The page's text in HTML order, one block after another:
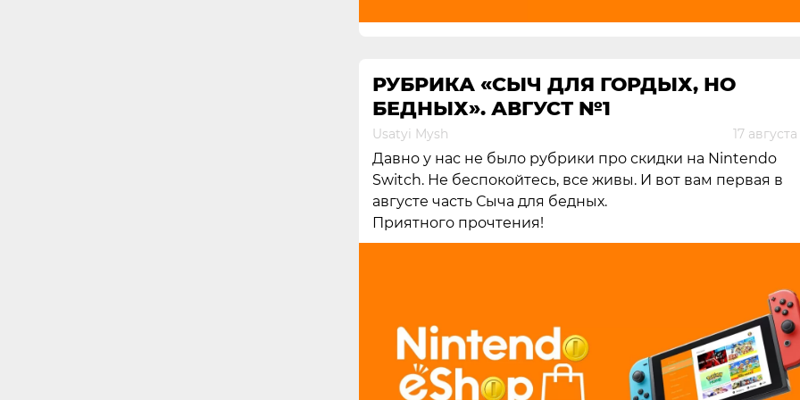
РУБРИКА «СЫЧ ДЛЯ ГОРДЫХ, НО
БЕДНЫХ». АВГУСТ №1
Usatyi Mysh 17
Давно у нас не было рубрики про скидки на Nintendo
Switch. Не беспокойтесь, все живы. И вот вам первая в
августе часть Сыча для бедных.
Приятного прочтения!